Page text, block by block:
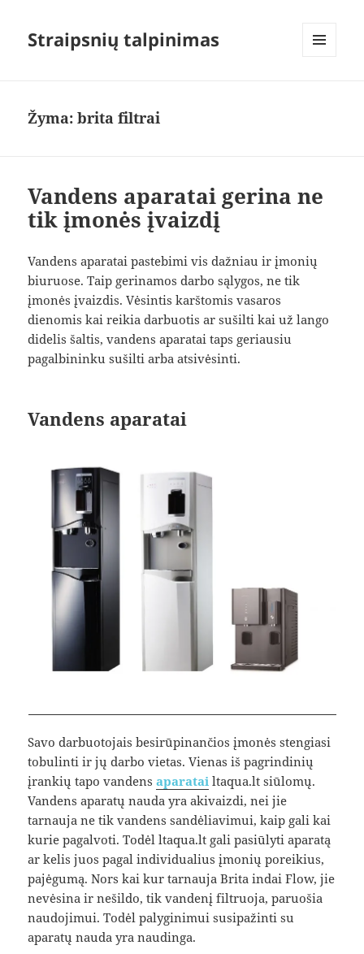
Straipsnių talpinimas
Žyma:brita filtrai
Vandens aparatai gerina ne
tik įmonės įvaizdį
Vandens aparatai pastebimi vis dažniau ir įmonių
biuruose. Taip gerinamos darbo sąlygos, ne tik
įmonės įvaizdis. Vėsintis karštomis vasaros
dienomis kai reikia darbuotis ar sušilti kai už lango
didelis šaltis, vandens aparatai taps geriausiu
pagalbininku sušilti arba atsivėsinti.
Vandens aparatai
Savo darbuotojais besirūpinančios įmonės stengiasi
tobulinti ir jų darbo vietas. Vienas iš pagrindinių
įrankių tapo vandensaparatai ltaqua.lt siūlomų.
Vandens aparatų nauda yra akivaizdi, nei jie
tarnauja ne tik vandens sandėliavimui, kaip gali kai
kurie pagalvoti. Todėl ltaqua.lt gali pasiūlyti aparatą
ar kelis juos pagal individualius įmonių poreikius,
pajėgumą. Nors kai kur tarnauja Brita indai Flow, jie
nevėsina ir nešildo, tik vandenį filtruoja, paruošia
naudojimui. Todėl palyginimui susipažinti su
aparatų nauda yra naudinga.